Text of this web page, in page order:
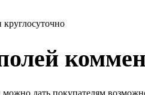
круглосуточно